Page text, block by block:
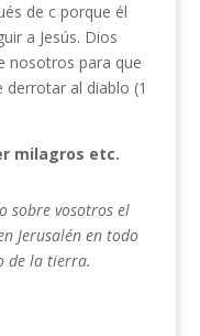
de c porque él
a Jesús. Dios
nosotros para que
al diablo (1
milagros etc.
sobre vosotros el
Jerusalén en todo
de la tierra.